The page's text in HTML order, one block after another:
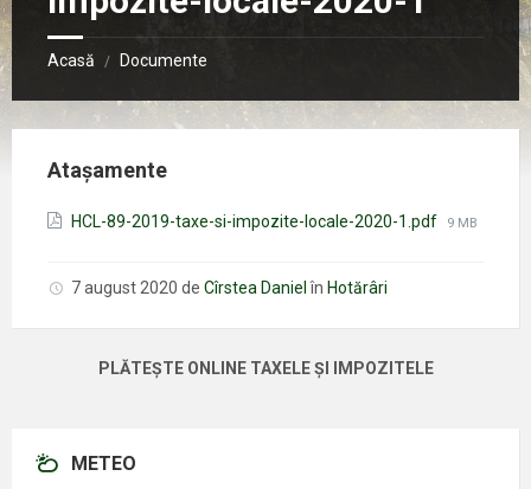
Acasă / Documente
Atașamente
HCL-89-2019-taxe-si-impozite-locale-2020-1.pdf Mărimea
9 MB
7 august 2020 de Cîrstea Daniel în Hotărâri
PLĂTEȘTE ONLINE TAXELE ȘI IMPOZITELE
METEO